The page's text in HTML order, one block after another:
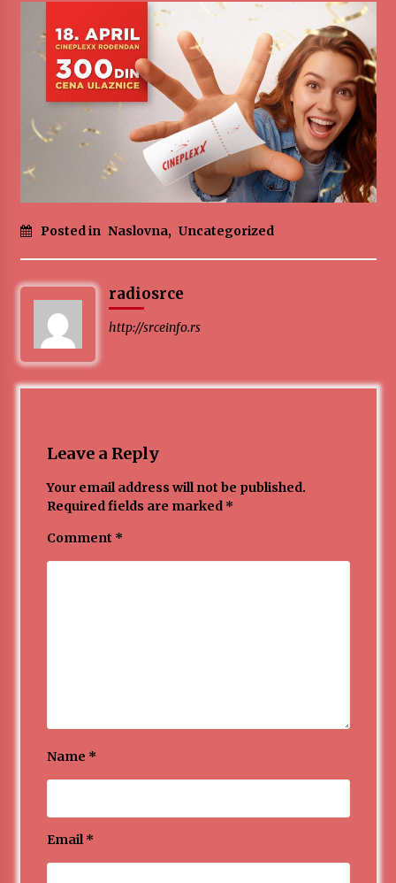
ОБАВЕШТЕЊЕ
5 months ago
Specijalna projekcija filma „Sportsko srce“ uz
gostovanje glumačke ekipe u Cineplexx Niš
bioskopu. Petak, 13, mart od 19.30 časova
5 months ago
Posted in Naslovna, Uncategorized
radiosrce
http://srceinfo.rs
Leave a Reply
Your email address will not be published.
Required fields are marked *
Comment *
Name *
Email*